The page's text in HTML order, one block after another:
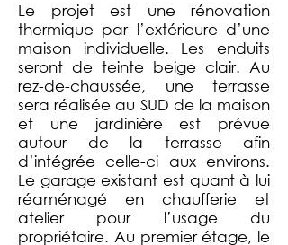
Le projet est une rénovation
thermique par l’extérieure d’une
maison individuelle. Les enduits
seront de teinte beige clair. Au
rez-de-chaussée, une terrasse
sera réalisée au SUD de la maison
et une jardinière est prévue
autour de la terrasse afin
d’intégrée celle-ci aux environs.
Le garage existant est quant à lui
réaménagé en chaufferie et
atelier pour l’usage du
propriétaire. Au premier étage, le